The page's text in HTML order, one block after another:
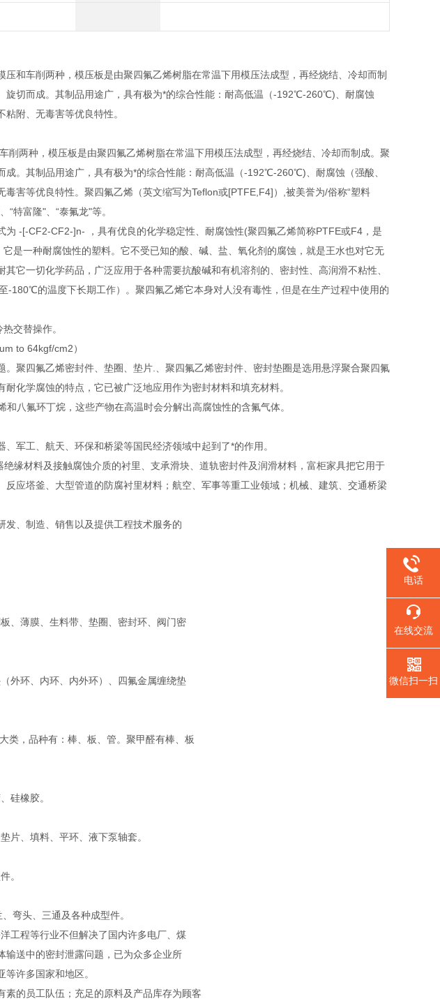
和车削两种，模压板是由聚四氟乙烯树脂在常温下用模压法成型，再经烧结、冷却而制
旋切而成。其制品用途广，具有极为*的综合性能：耐高低温（-192℃-260℃)、耐腐蚀
附、无毒害等优良特性。
削两种，模压板是由聚四氟乙烯树脂在常温下用模压法成型，再经烧结、冷却而制成。聚
成。其制品用途广，具有极为*的综合性能：耐高低温（-192℃-260℃)、耐腐蚀（强酸、
害等优良特性。聚四氟乙烯（英文缩写为Teflon或[PTFE,F4]）,被美誉为/俗称“塑料
“特富隆"、“泰氟龙"等。
-[-CF2-CF2-]n- ，具有优良的化学稳定性、耐腐蚀性(聚四氟乙烯简称PTFE或F4，是
是一种耐腐蚀性的塑料。它不受已知的酸、碱、盐、氧化剂的腐蚀，就是王水也对它无
它一切化学药品，广泛应用于各种需要抗酸碱和有机溶剂的、密封性、高润滑不粘性、
-180℃的温度下长期工作）。聚四氟乙烯它本身对人没有毒性，但是在生产过程中使用的
交替操作。
to 64kgf/cm2）
聚四氟乙烯密封件、垫圈、垫片.、聚四氟乙烯密封件、密封垫圈是选用悬浮聚合聚四氟
化学腐蚀的特点，它已被广泛地应用作为密封材料和填充材料。
八氟环丁烷，这些产物在高温时会分解出高腐蚀性的含氟气体。
军工、航天、环保和桥梁等国民经济领域中起到了*的作用。
缘材料及接触腐蚀介质的衬里、支承滑块、道轨密封件及润滑材料，富柜家具把它用于
应塔釜、大型管道的防腐衬里材料；航空、军事等重工业领域；机械、建筑、交通桥梁
、制造、销售以及提供工程技术服务的
、薄膜、生料带、垫圈、密封环、阀门密
外环、内环、内外环）、四氟金属缠绕垫
，品种有：棒、板、管。聚甲醛有棒、板
硅橡胶。
、填料、平环、液下泵轴套。
。
弯头、三通及各种成型件。
工程等行业不但解决了国内许多电厂、煤
输送中的密封泄露问题，已为众多企业所
等许多国家和地区。
的员工队伍；充足的原料及产品库存为顾客
电话
在线交流
微信扫一扫